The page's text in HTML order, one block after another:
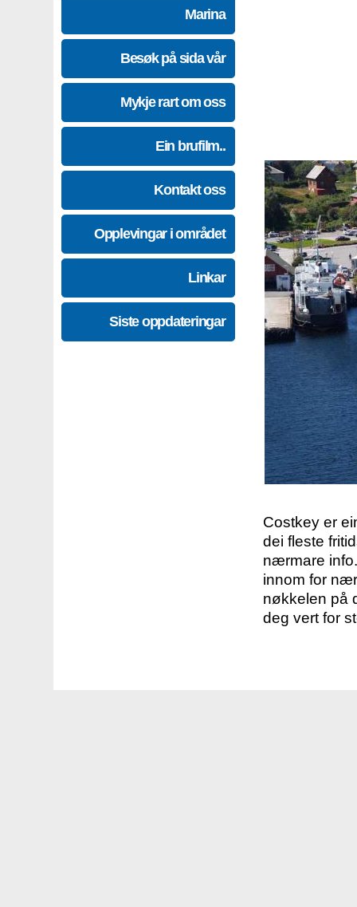
Marina
Besøk på sida vår
Mykje rart om oss
Ein brufilm..
Kontakt oss
Opplevingar i området
Linkar
Siste oppdateringar
Costkey er
dei fleste
nærmare
innom for
nøkkelen på
deg vert for